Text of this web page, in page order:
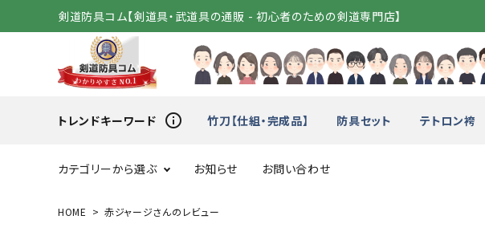
剣道防具コム【剣道具・武道具の通販 - 初心者のための剣道専門店】
トレンドキーワード info_outline 竹刀【仕組・完成品】 防具セット テトロン袴
カテゴリーから選ぶ お知らせ お問い合わせ
HOME 赤ジャージさんのレビュー